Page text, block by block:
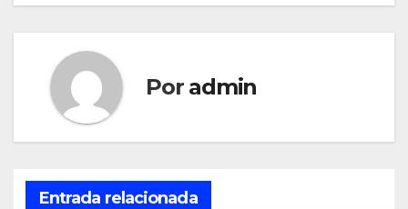
Por admin
Entrada relacionada